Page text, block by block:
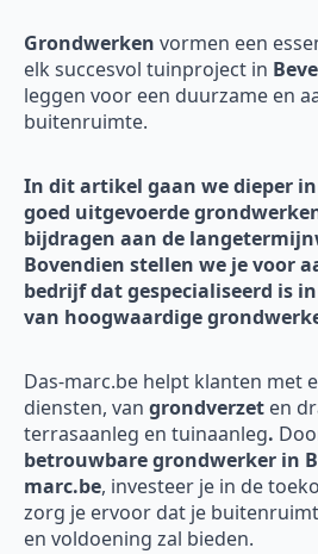
Grondwerken vormen een
elk succesvol tuinproject in
leggen voor een duurzame en
buitenruimte.
In dit artikel gaan we dieper
goed uitgevoerde
bijdragen aan de
Bovendien stellen we je voor
bedrijf dat gespecialiseerd is
van hoogwaardige
Das-marc.be helpt klanten met
diensten, van grondverzet en
terrasaanleg en tuinaanleg.
betrouwbare grondwerker in
marc.be, investeer je in de
zorg je ervoor dat je
en voldoening zal bieden.